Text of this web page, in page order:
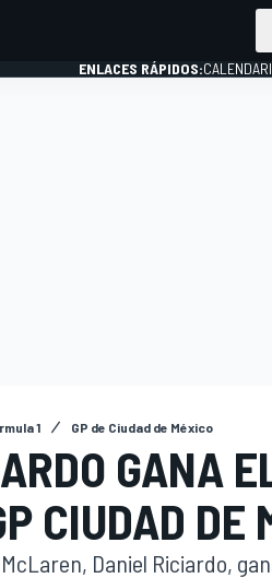
ENLACES RÁPIDOS:
1 GP de Ciudad de México
GANA
CIUDAD DE
Daniel Riciardo,